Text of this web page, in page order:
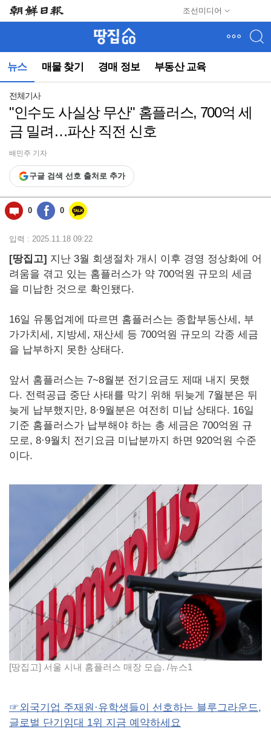
조선미디어
뉴스 매물 찾기 경매 정보 부동산 교육
뉴
(컨
동)
전체기사
"인수도 사실상 무산" 홈플러스, 700억 세
금 밀려…파산 직전 신호
배민주 기자
구글 검색 선호 출처로 추가
0 0
입력 : 2025.11.18 09:22
[땅집고] 지난 3월 회생절차 개시 이후 경영 정상화에 어
려움을 겪고 있는 홈플러스가 약 700억원 규모의 세금
을 미납한 것으로 확인됐다.
16일 유통업계에 따르면 홈플러스는 종합부동산세, 부
가가치세, 지방세, 재산세 등 700억원 규모의 각종 세금
을 납부하지 못한 상태다.
앞서 홈플러스는 7~8월분 전기요금도 제때 내지 못했
다. 전력공급 중단 사태를 막기 위해 뒤늦게 7월분은 뒤
늦게 납부했지만, 8·9월분은 여전히 미납 상태다. 16일
기준 홈플러스가 납부해야 하는 총 세금은 700억원 규
모로, 8·9월치 전기요금 미납분까지 하면 920억원 수준
이다.
[땅집고] 서울 시내 홈플러스 매장 모습. /뉴스1
☞외국기업 주재원·유학생들이 선호하는 블루그라운드,
글로벌 단기임대 1위 지금 예약하세요